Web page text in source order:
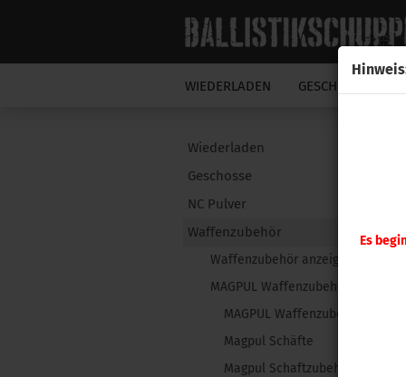
Es
WIEDERLADEN GESCHOSSE
Wiederladen
Geschosse
NC Pulver
Waffenzubehör
Waffenzubehör anzeigen
MAGPUL Waffenzubehör
MAGPUL Waffenzubehör
Magpul Schäfte
Magpul Schaftzubehör